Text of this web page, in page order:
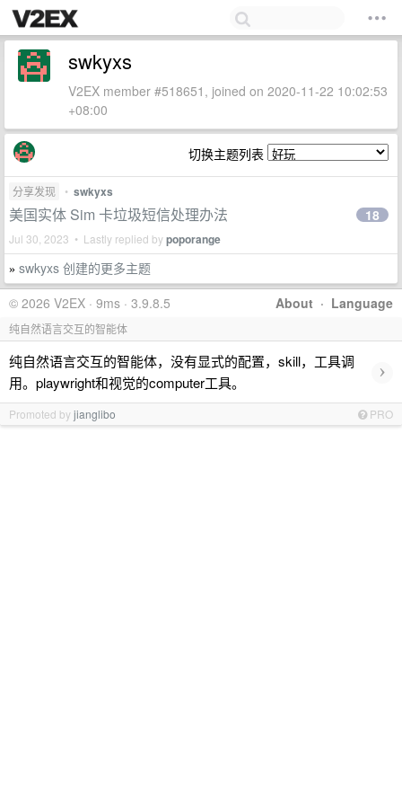
swkyxs
V2EX member #518651, joined on 2020-11-22 10:02:53
+08:00
切换主题列表
分享发现 • swkyxs
美国实体 Sim 卡垃圾短信处理办法
Jul 30, 2023 • Lastly replied bypoporange
18
» swkyxs 创建的更多主题
About · Language
© 2026 V2EX · 9ms · 3.9.8.5
纯自然语言交互的智能体
纯自然语言交互的智能体，没有显式的配置，skill，工具调
用。playwright和视觉的computer工具。
›
Promoted byjianglibo PRO